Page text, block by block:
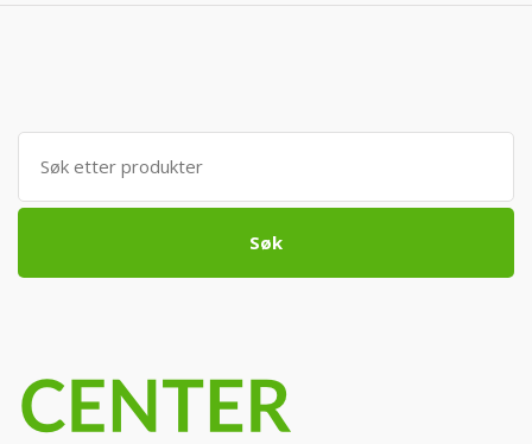
Søk
etter:
Søk